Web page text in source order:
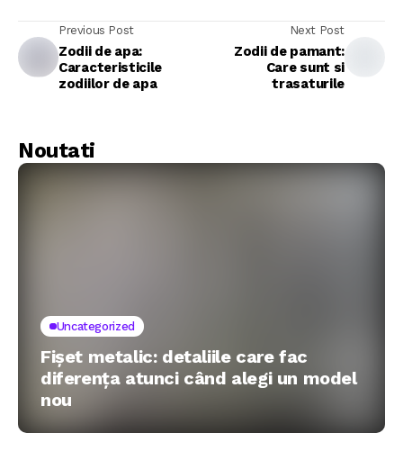
Previous Post
Zodii de apa:
Caracteristicile
zodiilor de apa
Next Post
Zodii de pamant:
Care sunt si
trasaturile
Noutati
Uncategorized
Fișet metalic: detaliile care fac
diferența atunci când alegi un model
nou